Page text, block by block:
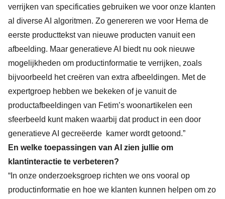
verrijken van specificaties gebruiken we voor onze klanten
al diverse AI algoritmen. Zo genereren we voor Hema de
eerste producttekst van nieuwe producten vanuit een
afbeelding. Maar generatieve AI biedt nu ook nieuwe
mogelijkheden om productinformatie te verrijken, zoals
bijvoorbeeld het creëren van extra afbeeldingen. Met de
expertgroep hebben we bekeken of je vanuit de
productafbeeldingen van Fetim’s woonartikelen een
sfeerbeeld kunt maken waarbij dat product in een door
generatieve AI gecreëerde kamer wordt getoond.”
En welke toepassingen van AI zien jullie om
klantinteractie te verbeteren?
“In onze onderzoeksgroep richten we ons vooral op
productinformatie en hoe we klanten kunnen helpen om zo